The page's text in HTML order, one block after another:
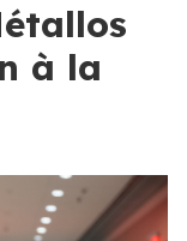
à la